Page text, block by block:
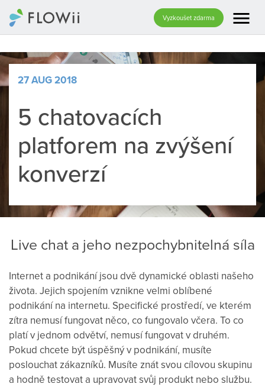
Vyzkoušet zdarma menu
27 AUG 2018
5 chatovacích
platforem na zvýšení
konverzí
Live chat a jeho nezpochybnitelná síla
Internet a podnikání jsou dvě dynamické oblasti našeho
života. Jejich spojením vznikne velmi oblíbené
podnikání na internetu. Specifické prostředí, ve kterém
zítra nemusífungovat něco, co fungovalo včera. To co
platív jednom odvětví, nemusífungovatvdruhém.
Pokud chcete být úspěšnýv podnikání, musíte
poslouchat zákazníků. Musíte znát svou cílovou skupinu
a hodně testovat a upravovat svůj produkt nebo službu.